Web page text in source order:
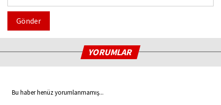
Gönder
YORUMLAR
Bu haber henüz yorumlanmamış...